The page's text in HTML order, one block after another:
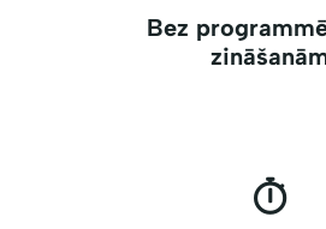
Bez